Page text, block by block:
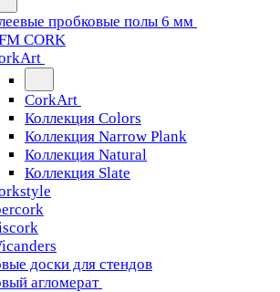
пробковые полы 6 мм
CORK
CorkArt
Коллекция Colors
Коллекция Narrow Plank
Коллекция Natural
Коллекция Slate
доски для стендов
агломерат